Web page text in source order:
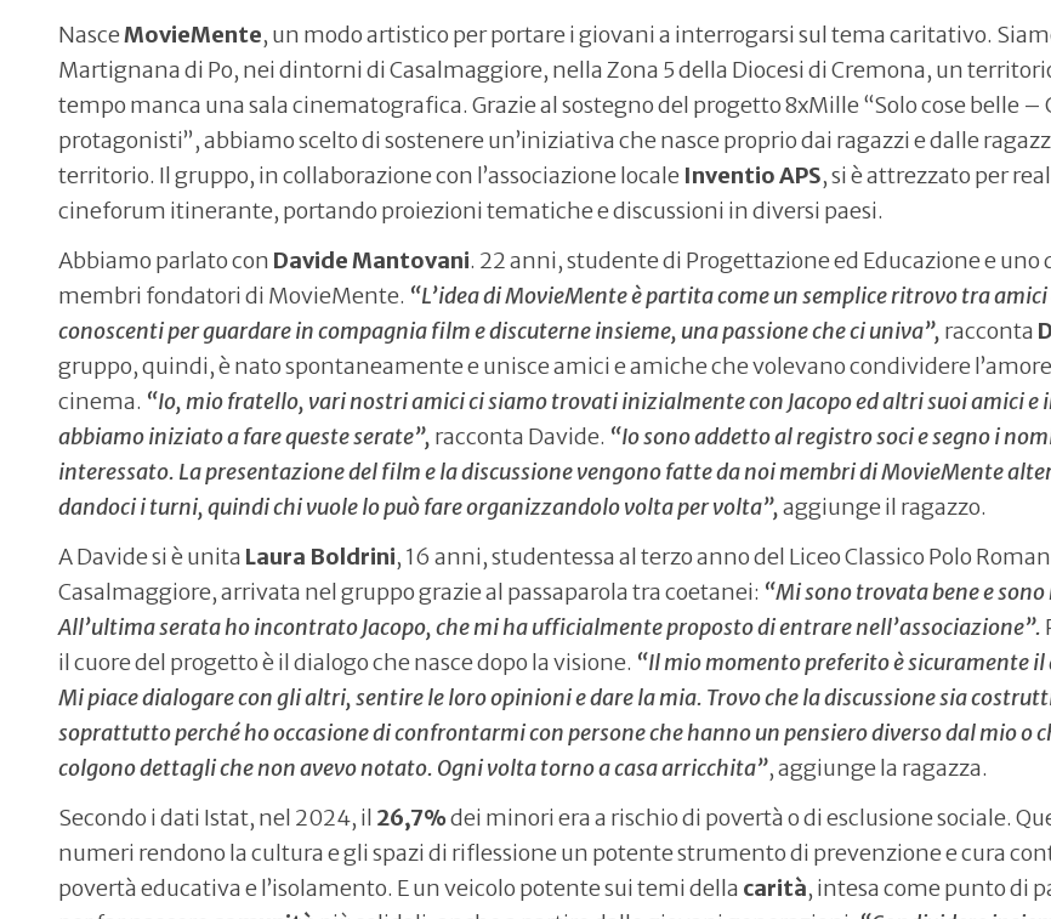
NasceMovieMente, un modo artistico per portare i giovani a interrogarsi sul tema caritativo.
Martignana di Po, nei dintorni di Casalmaggiore, nella Zona 5 della Diocesi di Cremona, un
tempo manca una sala cinematografica. Grazie al sostegno del progetto 8xMille “Solo cose belle –
protagonisti”, abbiamo scelto di sostenere un’iniziativa che nasce proprio dai ragazzi e dalle
territorio. Il gruppo, in collaborazione con l’associazione locale Inventio APS, si è attrezzato per
cineforum itinerante, portando proiezioni tematiche e discussioni in diversi paesi.
Abbiamo parlato con Davide Mantovani. 22 anni, studente di Progettazione ed Educazione e uno
membri fondatori di MovieMente. “L’idea di MovieMente è partita come un semplice ritrovo tra amici
conoscenti per guardare in compagnia film e discuterne insieme, una passione che ci univa”, racconta
gruppo, quindi, è nato spontaneamente e unisce amici e amiche che volevano condividere
cinema. “Io, mio fratello, vari nostri amici ci siamo trovati inizialmente con Jacopo ed altri suoi amici e
abbiamo iniziato a fare queste serate”, racconta Davide. “Io sono addetto al registro soci e segno i
interessato. La presentazione del film e la discussione vengono fatte da noi membri di MovieMente
dandoci i turni, quindi chi vuole lo può fare organizzandolo volta per volta”,aggiunge il ragazzo.
A Davide si è unita Laura Boldrini, 16 anni, studentessa al terzo anno del Liceo Classico Polo
Casalmaggiore, arrivata nel gruppo grazie al passaparola tra coetanei: “Mi sono trovata bene e
All’ultima serata ho incontrato Jacopo, che mi ha ufficialmente proposto di entrare nell’associazione”.
il cuore del progetto è il dialogo che nasce dopo la visione. “Il mio momento preferito è sicuramente
Mi piace dialogare con gli altri, sentire le loro opinioni e dare la mia. Trovo che la discussione sia
soprattutto perché ho occasione di confrontarmi con persone che hanno un pensiero diverso dal mio o
colgono dettagli che non avevo notato. Ogni volta torno a casa arricchita”, aggiunge la ragazza.
Secondo i dati Istat, nel 2024, il 26,7%dei minori era a rischio di povertà o di esclusione sociale.
numeri rendono la cultura e gli spazi di riflessione un potente strumento di prevenzione e cura
povertà educativa e l’isolamento. E un veicolo potente sui temi della carità, intesa come punto di